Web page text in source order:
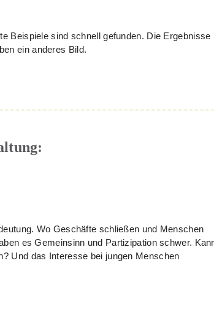
Beispiele sind schnell gefunden. Die Ergebnisse
ein anderes Bild.
Wo Geschäfte schließen und Menschen
es Gemeinsinn und Partizipation schwer.
Und das Interesse bei jungen Menschen